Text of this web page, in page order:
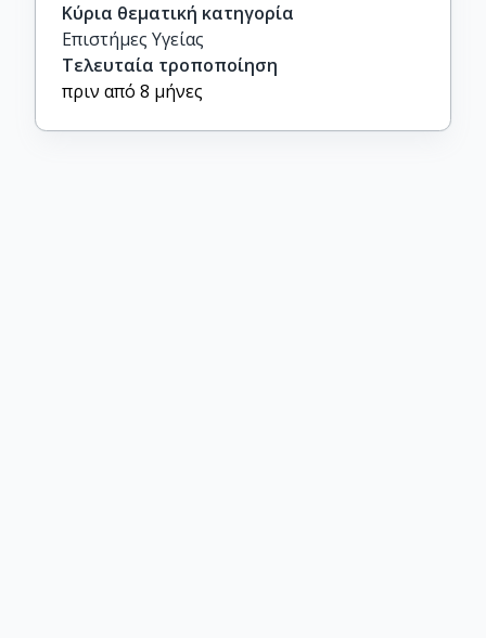
Κύρια θεματική κατηγορία
Επιστήμες Υγείας
Τελευταία τροποποίηση
πριν από 8 μήνες